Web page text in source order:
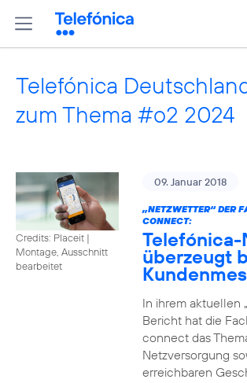
Telefónica
zum Thema #o2 2024
Credits: Placeit |
Montage, Ausschnitt
bearbeitet
09. Januar 2018
„NETZWETTER“ DER
CONNECT:
Telefónica-
überzeugt
In ihrem aktuellen
Bericht hat die
connect das
Netzversorgung
erreichbaren